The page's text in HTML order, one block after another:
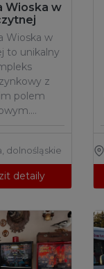
Wioska w
Wioska w
to unikalny
z
polem
, dolnośląskie
detaily